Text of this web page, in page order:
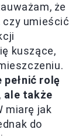
że
czy umieścić
kuszące,
pełnić rolę
ale także
miarę jak
do